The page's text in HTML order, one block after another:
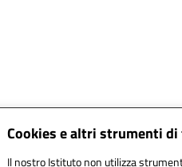
Cookies e altri strumenti
Il nostro Istituto non utilizza